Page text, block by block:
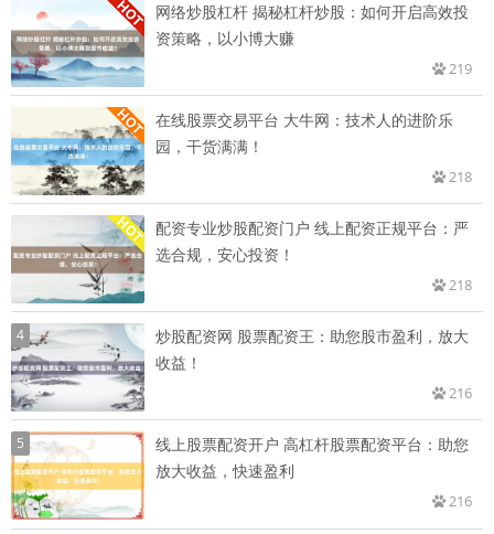
网络炒股杠杆 揭秘杠杆炒股：如何开启高效投
资策略，以小博大赚
219
在线股票交易平台 大牛网：技术人的进阶乐
园，干货满满！
218
配资专业炒股配资门户 线上配资正规平台：严
选合规，安心投资！
218
4
炒股配资网 股票配资王：助您股市盈利，放大
收益！
216
5
线上股票配资开户 高杠杆股票配资平台：助您
放大收益，快速盈利
216